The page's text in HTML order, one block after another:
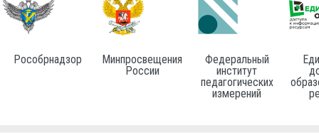
Рособрнадзор
Минпросвещения
России
Федеральный
институт
педагогических
измерений